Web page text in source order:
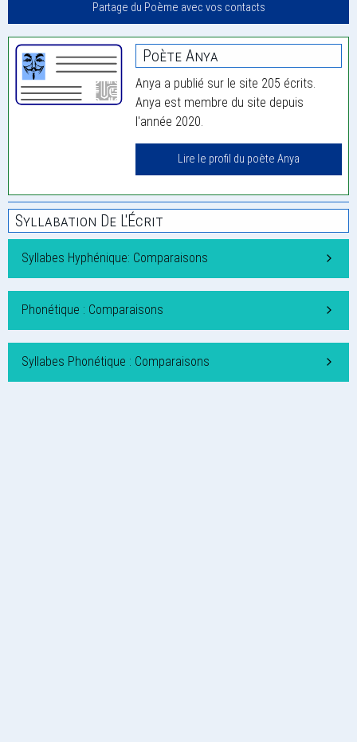
Partage du Poème avec vos contacts
Poète Anya
Anya a publié sur le site 205 écrits.
Anya est membre du site depuis
l'année 2020.
Lire le profil du poète Anya
Syllabation De L'Écrit
Syllabes Hyphénique: Comparaisons
Phonétique : Comparaisons
Syllabes Phonétique : Comparaisons